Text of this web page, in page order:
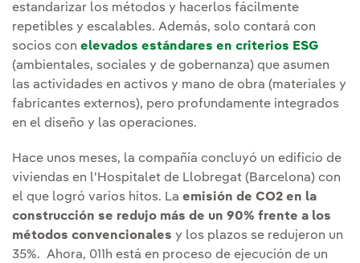
estandarizar los métodos y hacerlos fácilmente
repetibles y escalables. Además, solo contará con
socios con elevados estándares en criterios ESG
(ambientales, sociales y de gobernanza) que asumen
las actividades en activos y mano de obra (materiales y
fabricantes externos), pero profundamente integrados
en el diseño y las operaciones.
Hace unos meses, la compañía concluyó un edificio de
viviendas en l'Hospitalet de Llobregat (Barcelona) con
el que logró varios hitos. La emisión de CO2 en la
construcción se redujo más de un 90% frente a los
métodos convencionales y los plazos se redujeron un
35%. Ahora, 011h está en proceso de ejecución de un